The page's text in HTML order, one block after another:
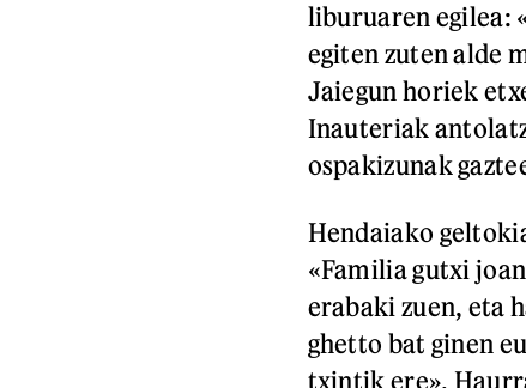
liburuaren egilea:
egiten zuten alde
Jaiegun horiek
Inauteriak
ospakizunak
Hendaiako
«Familia gutxi
erabaki zuen, eta
ghetto bat ginen
txintik ere».